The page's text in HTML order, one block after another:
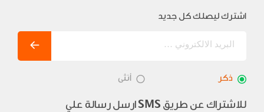
اشترك ليصلك كل جديد
ذكر أنثى
للاشتراك عن طريق SMS ارسل رسالة علي